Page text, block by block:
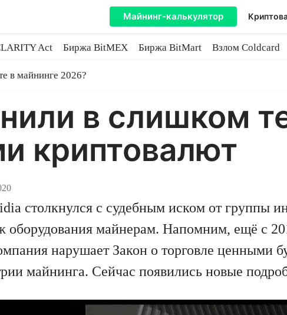
Майнинг-калькулятор
Act Биржа BitMEX Биржа BitMart Взлом Coldcard
в майнинге 2026?
в слишком
криптовалют
столкнулся с судебным иском от группы
майнерам. Напомним, ещё с
нарушает Закон о торговле ценными
майнинга. Сейчас появились новые